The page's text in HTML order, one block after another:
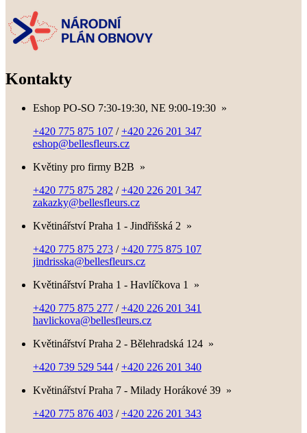
Kontakty
Eshop PO-SO 7:30-19:30, NE 9:00-19:30 »
+420 775 875 107 /+420 226 201 347
eshop@bellesfleurs.cz
Květiny pro firmy B2B »
+420 775 875 282 /+420 226 201 347
zakazky@bellesfleurs.cz
Květinářství Praha 1 - Jindřišská 2 »
+420 775 875 273 /+420 775 875 107
jindrisska@bellesfleurs.cz
Květinářství Praha 1 - Havlíčkova 1
»
+420 775 875 277 /+420 226 201 341
havlickova@bellesfleurs.cz
Květinářství Praha 2 - Bělehradská 124 »
+420 739 529 544 /+420 226 201 340
Květinářství Praha 7 - Milady Horákové 39 »
+420 775 876 403 /+420 226 201 343